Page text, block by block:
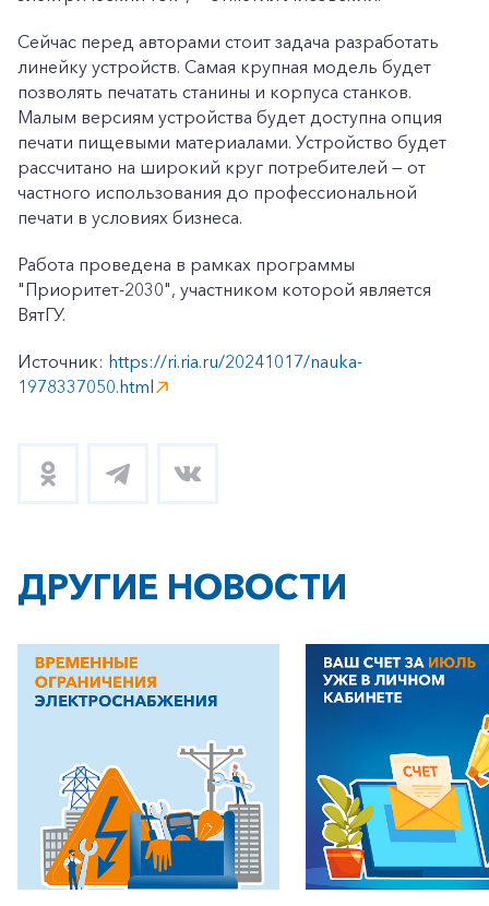
+7-800-700-24-57
Частным клиентам
Сейчас перед авторами стоит задача разработать
линейку устройств. Самая крупная модель будет
позволять печатать станины и корпуса станков.
Малым версиям устройства будет доступна опция
печати пищевыми материалами. Устройство будет
рассчитано на широкий круг потребителей — от
частного использования до профессиональной
печати в условиях бизнеса.
Работа проведена в рамках программы
"Приоритет-2030", участником которой является
ВятГУ.
Источник: https://ri.ria.ru/20241017/nauka-
1978337050.html
ДРУГИЕ НОВОСТИ